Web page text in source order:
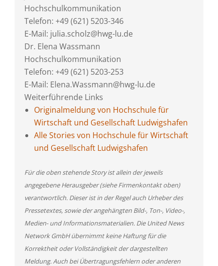
Hochschulkommunikation
Telefon: +49 (621) 5203-346
E-Mail: julia.scholz@hwg-lu.de
Dr. Elena Wassmann
Hochschulkommunikation
Telefon: +49 (621) 5203-253
E-Mail: Elena.Wassmann@hwg-lu.de
Weiterführende Links
Originalmeldung von Hochschule für
Wirtschaft und Gesellschaft Ludwigshafen
Alle Stories von Hochschule für Wirtschaft
und Gesellschaft Ludwigshafen
Für die oben stehende Story ist allein der jeweils
angegebene Herausgeber (siehe Firmenkontakt oben)
verantwortlich. Dieser ist in der Regel auch Urheber des
Pressetextes, sowie der angehängten Bild-, Ton-, Video-,
Medien- und Informationsmaterialien. Die United News
Network GmbH übernimmt keine Haftung für die
Korrektheit oder Vollständigkeit der dargestellten
Meldung. Auch bei Übertragungsfehlern oder anderen